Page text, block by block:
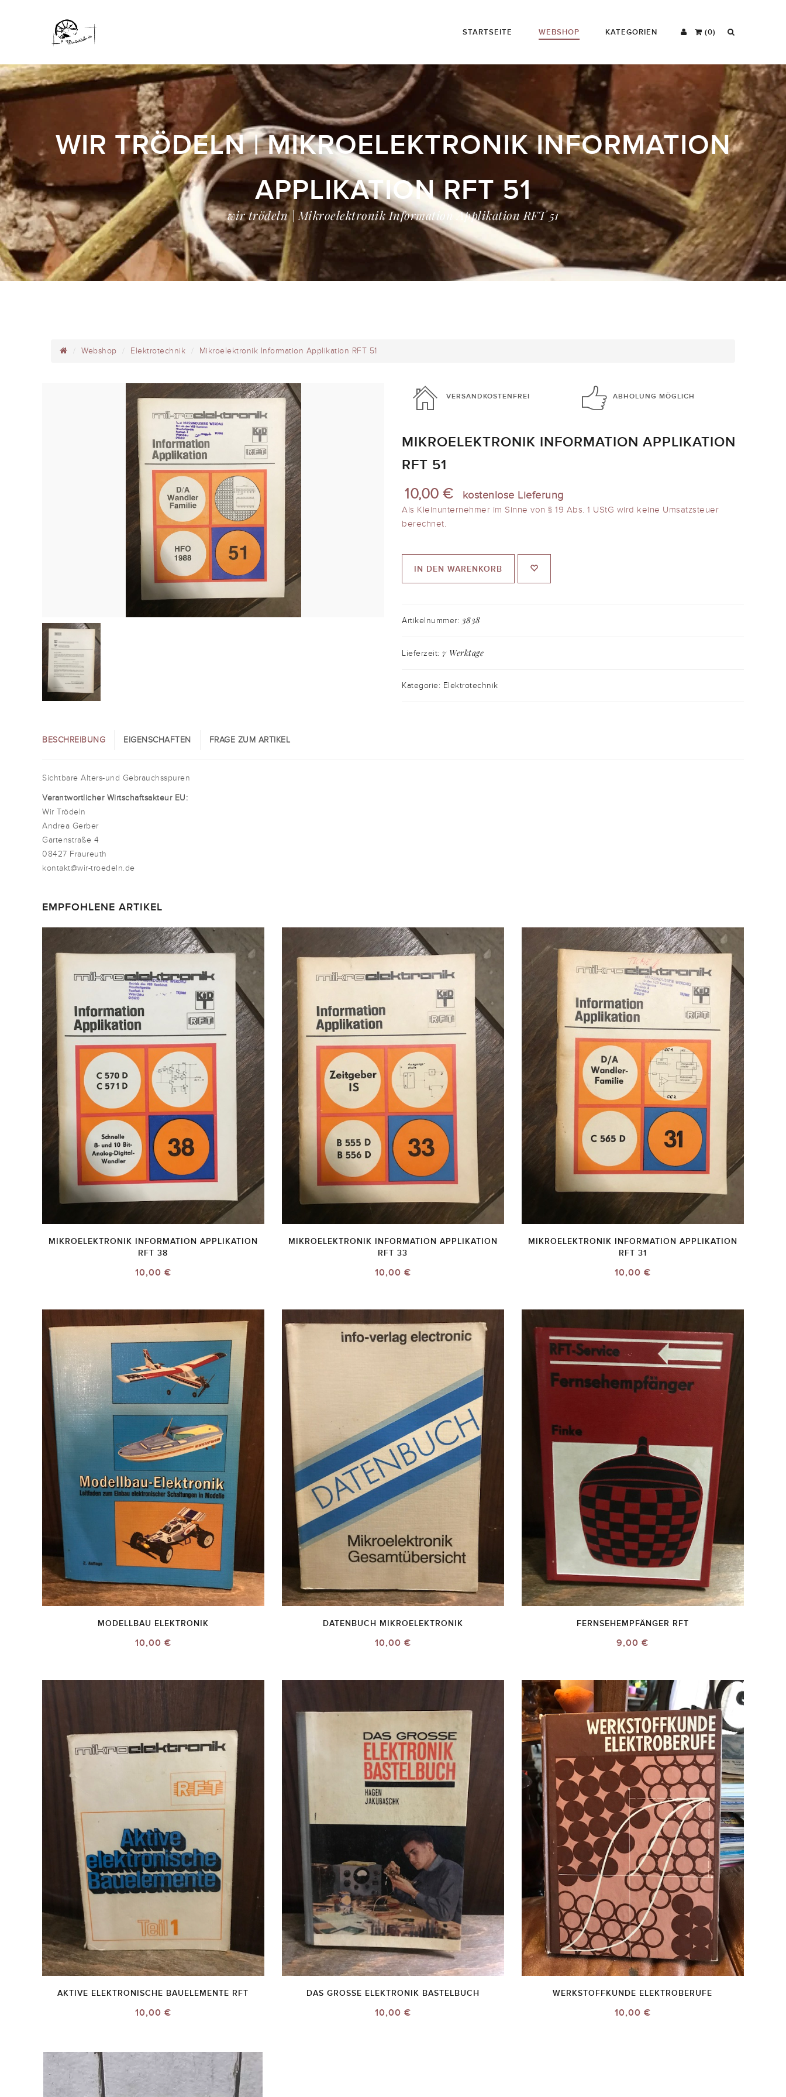
(0)
STARTSEITE WEBSHOP KATEGORIEN
WIR TRÖDELN | MIKROELEKTRONIK INFORMATION
APPLIKATION RFT 51
wir trödeln | Mikroelektronik Information Applikation RFT 51
Webshop Elektrotechnik Mikroelektronik Information Applikation RFT 51
VERSANDKOSTENFREI ABHOLUNG MÖGLICH
MIKROELEKTRONIK INFORMATION APPLIKATION
RFT 51
10,00 € kostenlose Lieferung
Als Kleinunternehmer im Sinne von § 19 Abs. 1 UStG wird keine Umsatzsteuer
berechnet.
IN DEN WARENKORB
Artikelnummer: 3838
Lieferzeit: 7 Werktage
Kategorie: Elektrotechnik
BESCHREIBUNG EIGENSCHAFTEN FRAGE ZUM ARTIKEL
Sichtbare Alters-und Gebrauchsspuren
Verantwortlicher Wirtschaftsakteur EU:
Wir Trödeln
Andrea Gerber
Gartenstraße 4
08427 Fraureuth
kontakt@wir-troedeln.de
EMPFOHLENE ARTIKEL
MIKROELEKTRONIK INFORMATION APPLIKATION
RFT 38
10,00 €
MIKROELEKTRONIK INFORMATION APPLIKATION
RFT 33
10,00 €
MIKROELEKTRONIK INFORMATION APPLIKATION
RFT 31
10,00 €
MODELLBAU ELEKTRONIK
10,00 €
DATENBUCH MIKROELEKTRONIK
10,00 €
FERNSEHEMPFÄNGER RFT
9,00 €
AKTIVE ELEKTRONISCHE BAUELEMENTE RFT
10,00 €
DAS GROSSE ELEKTRONIK BASTELBUCH
10,00 €
WERKSTOFFKUNDE ELEKTROBERUFE
10,00 €